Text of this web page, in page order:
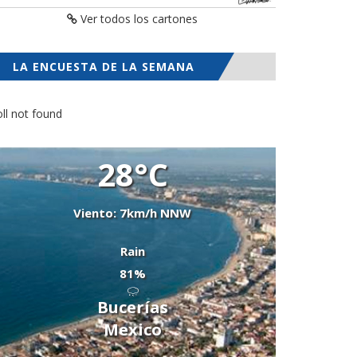
Ver todos los cartones
LA ENCUESTA DE LA SEMANA
not found
28°C
Viento: 7km/h NNW
Rain
81%
Bucerías
Mexico